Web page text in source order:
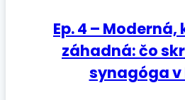
Ep. 4 –
záhadná: čo
synagóga v